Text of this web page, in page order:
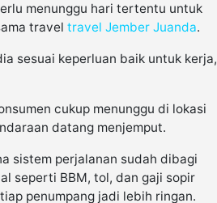
menunggu hari tertentu untuk
travel travel Jember Juanda.
sesuai keperluan baik untuk kerja,
cukup menunggu di lokasi
datang menjemput.
sistem perjalanan sudah dibagi
seperti BBM, tol, dan gaji sopir
penumpang jadi lebih ringan.